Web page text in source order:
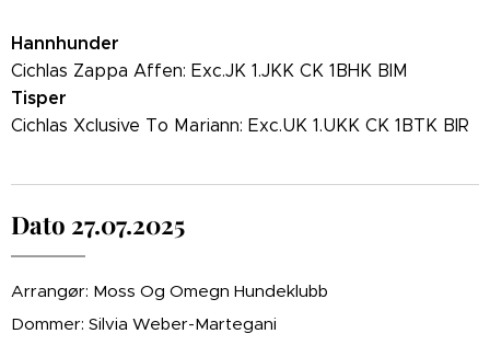
Hannhunder
Cichlas Zappa Affen: Exc.JK 1.JKK CK 1BHK BIM
Tisper
Cichlas Xclusive To Mariann: Exc.UK 1.UKK CK 1BTK BIR
Dato 27.07.2025
Arrangør: Moss Og Omegn Hundeklubb
Dommer: Silvia Weber-Martegani